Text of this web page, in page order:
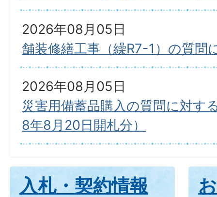
2026年08月05日
舗装修繕工事（繰R7-1）の質問
2026年08月05日
災害用備蓄品購入の質問に対す
8年8月20日開札分）
入札・契約情報